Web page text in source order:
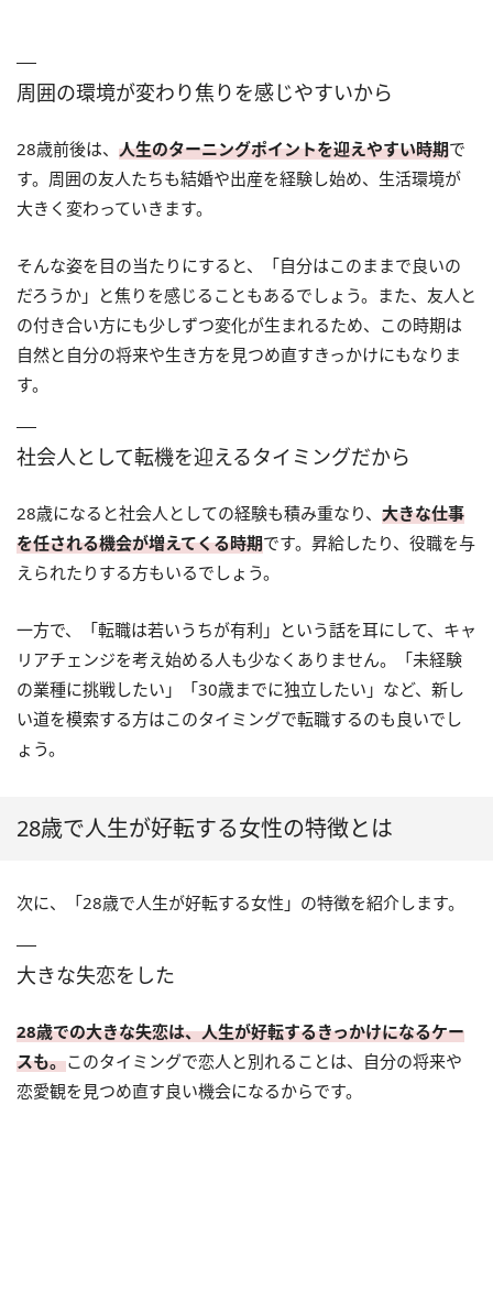
周囲の環境が変わり焦りを感じやすいから
28歳前後は、 人生のターニングポイントを迎えやすい時期で
す。周囲の友人たちも結婚や出産を経験し始め、生活環境が
大きく変わっていきます。
そんな姿を目の当たりにすると、「自分はこのままで良いの
だろうか」と焦りを感じることもあるでしょう。また、友人と
の付き合い方にも少しずつ変化が生まれるため、この時期は
自然と自分の将来や生き方を見つめ直すきっかけにもなりま
す。
社会人として転機を迎えるタイミングだから
28歳になると社会人としての経験も積み重なり、 大きな仕事
を任される機会が増えてくる時期です。昇給したり、役職を与
えられたりする方もいるでしょう。
一方で、「転職は若いうちが有利」という話を耳にして、キャ
リアチェンジを考え始める人も少なくありません。「未経験
の業種に挑戦したい」「30歳までに独立したい」など、新し
い道を模索する方はこのタイミングで転職するのも良いでし
ょう。
28歳で人生が好転する女性の特徴とは
次に、「28歳で人生が好転する女性」の特徴を紹介します。
大きな失恋をした
28歳での大きな失恋は、人生が好転するきっかけになるケー
スも。このタイミングで恋人と別れることは、自分の将来や
恋愛観を見つめ直す良い機会になるからです。